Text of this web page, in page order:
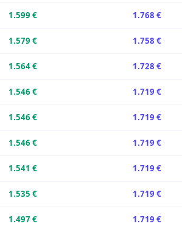
1.599 € 1.768 €
1.579 € 1.758 €
1.564 € 1.728 €
1.546 € 1.719 €
1.546 € 1.719 €
1.546 € 1.719 €
1.541 € 1.719 €
1.535 € 1.719 €
1.497 € 1.719 €